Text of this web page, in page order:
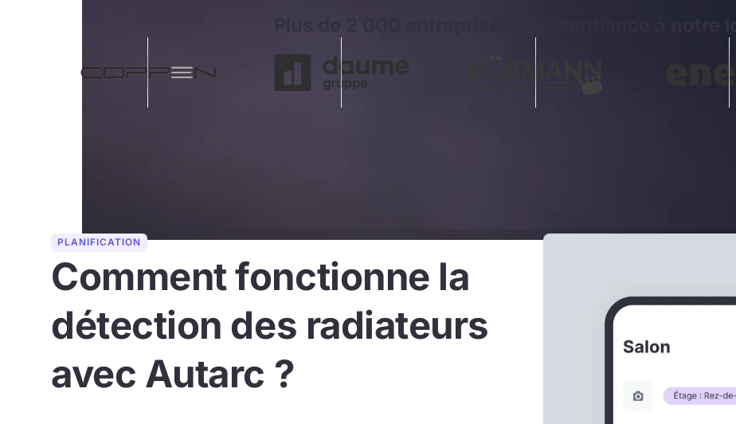
PLANIFICATION
Comment fonctionne la
détection des radiateurs
avec Autarc ?